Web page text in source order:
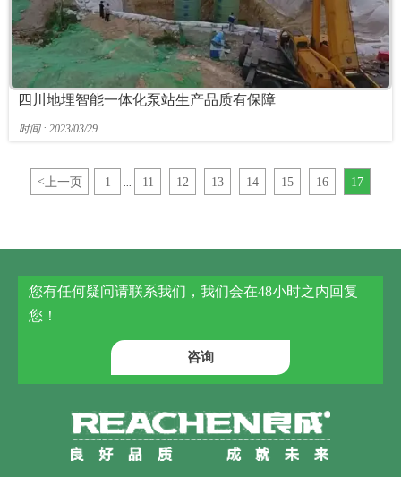
四川地埋智能一体化泵站生产品质有保障
时间 : 2023/03/29
< 上一页 1 11 12 13 14 15 16 17
您有任何疑问请联系我们，我们会在48小时之内回复
您！
咨询